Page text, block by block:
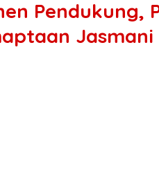
Pendukung,
Jasmani